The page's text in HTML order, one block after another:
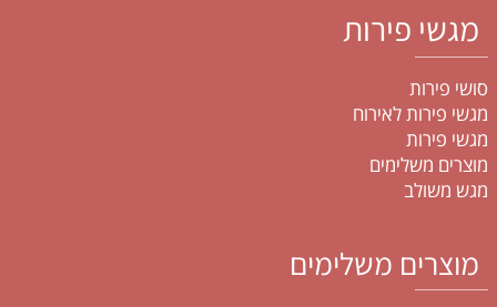
מגשי פירות
סושי פירות
מגשי פירות לאירוח
מגשי פירות
מוצרים משלימים
מגש משולב
מוצרים משלימים